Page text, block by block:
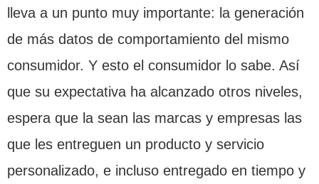
lleva a un punto muy importante: la generación
de más datos de comportamiento del mismo
consumidor. Y esto el consumidor lo sabe. Así
que su expectativa ha alcanzado otros niveles,
espera que la sean las marcas y empresas las
que les entreguen un producto y servicio
personalizado, e incluso entregado en tiempo y